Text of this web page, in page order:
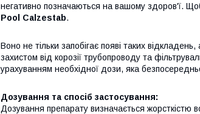
негативно позначаються на вашому здоров'ї.
Pool Calzestab.
Воно не тільки запобігає появі таких
захистом від корозії трубопроводу та
урахуванням необхідної дози, яка
Дозування та спосіб застосування:
Дозування препарату визначається